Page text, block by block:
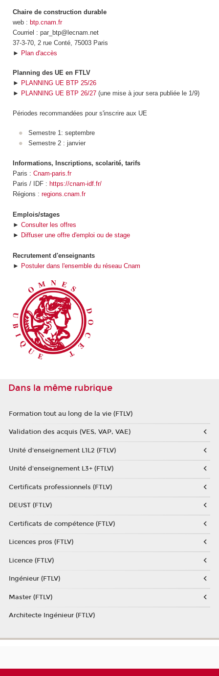
Chaire de construction durable
web : btp.cnam.fr
Courriel : par_btp@lecnam.net
37-3-70, 2 rue Conté, 75003 Paris
► Plan d'accès
Planning des UE en FTLV
► PLANNING UE BTP 25/26
► PLANNING UE BTP 26/27(une mise à jour sera publiée le 1/9)
Périodes recommandées pour s'inscrire aux UE
Semestre 1: septembre
Semestre 2 : janvier
Informations, Inscriptions, scolarité, tarifs
Paris : Cnam-paris.fr
Paris / IDF : https://cnam-idf.fr/
Régions : regions.cnam.fr
Emplois/stages
► Consulter les offres
► Diffuser une offre d'emploi ou de stage
Recrutement d'enseignants
► Postuler dans l'ensemble du réseau Cnam
Dans la même rubrique
Formation tout au long de la vie (FTLV)
Validation des acquis (VES, VAP, VAE)
Unité d'enseignement L1L2 (FTLV)
Unité d'enseignement L3+ (FTLV)
Certificats professionnels (FTLV)
DEUST (FTLV)
Certificats de compétence (FTLV)
Licences pros (FTLV)
Licence (FTLV)
Ingénieur (FTLV)
Master (FTLV)
Architecte Ingénieur (FTLV)